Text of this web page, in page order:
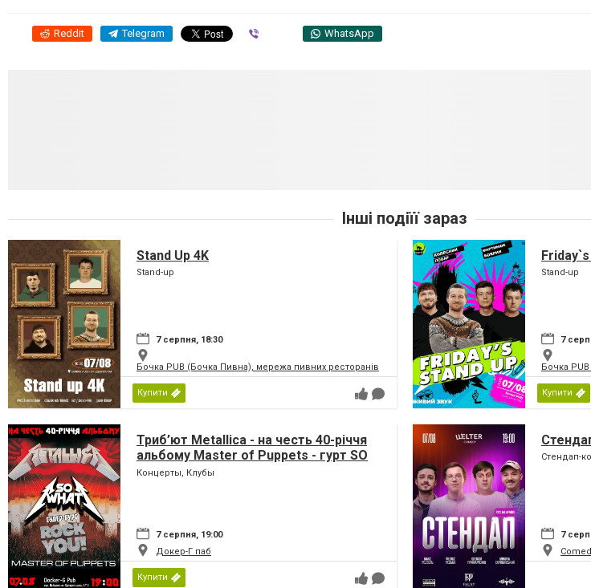
Reddit Telegram WhatsApp
Інші подіїї зараз
Stand Up 4K
Stand-up
7 серпня, 18:30
Бочка PUB (Бочка Пивна), мережа пивних ресторанів
Купити
Stand-up
7
Бочка
Купити
Триб’ют Metallica - на честь 40-річчя
альбому Master of Puppets - гурт SO
WHAT & ROCK YOU!
Концерты, Клубы
7 серпня, 19:00
Докер-Г паб
Купити
Стендап-
7